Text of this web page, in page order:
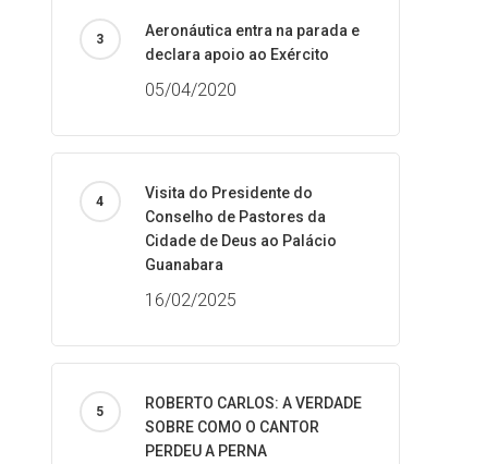
Aeronáutica entra na parada e
declara apoio ao Exército
05/04/2020
Visita do Presidente do
Conselho de Pastores da
Cidade de Deus ao Palácio
Guanabara
16/02/2025
ROBERTO CARLOS: A VERDADE
SOBRE COMO O CANTOR
PERDEU A PERNA